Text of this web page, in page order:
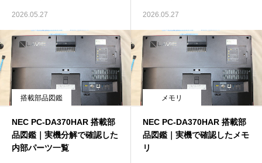
2026.05.27 2026.05.27
搭載部品図鑑
NEC PC-DA370HAR 搭載部
品図鑑｜実機分解で確認した
内部パーツ一覧
メモリ
NEC PC-DA370HAR 搭載部
品図鑑｜実機で確認したメモ
リ